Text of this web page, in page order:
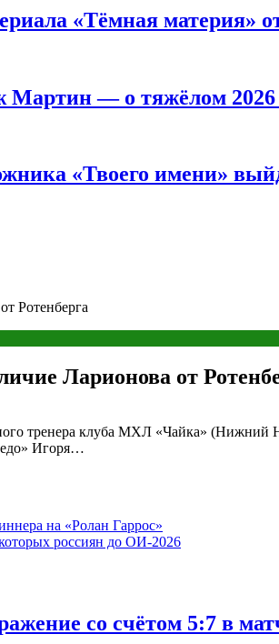
«Тёмная материя»
Мартин — о тяжёлом 2026
«Твоего имени»
Ротенберга
Ларионова от
тренера клуба МХЛ «Чайка» (Нижний
Игоря…
на «Ролан Гаррос»
россиян до ОИ-2026
со счётом 5:7 в